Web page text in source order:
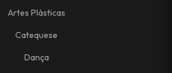
Artes Plásticas
Catequese
Dança